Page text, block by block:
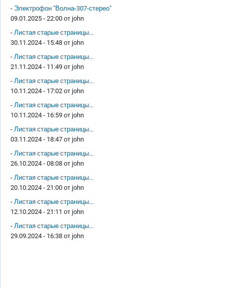
- Электрофон "Волна-307-стерео"
09.01.2025 - 22:00 от john
- Листая старые страницы...
30.11.2024 - 15:48 от john
- Листая старые страницы...
21.11.2024 - 11:49 от john
- Листая старые страницы...
10.11.2024 - 17:02 от john
- Листая старые страницы...
10.11.2024 - 16:59 от john
- Листая старые страницы...
03.11.2024 - 18:47 от john
- Листая старые страницы...
26.10.2024 - 08:08 от john
- Листая старые страницы...
20.10.2024 - 21:00 от john
- Листая старые страницы...
12.10.2024 - 21:11 от john
- Листая старые страницы...
29.09.2024 - 16:38 от john